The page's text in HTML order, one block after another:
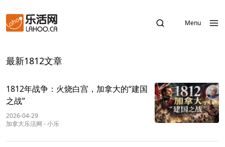
Menu
最新1812文章
1812年战争：火烧白宫，加拿大的“建国
之战”
2026-04-29
加拿大乐活网 -小乐